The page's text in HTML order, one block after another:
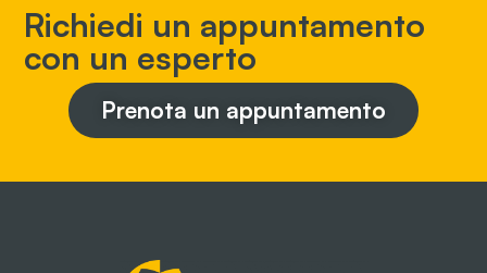
Richiedi un appuntamento
con un esperto
Prenota un appuntamento